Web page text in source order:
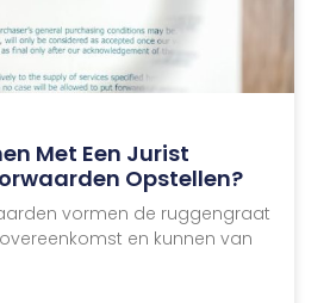
Met Een Jurist
Opstellen?
vormen de ruggengraat
en kunnen van